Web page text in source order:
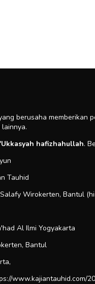
berusaha
hafizhahullah.
Tauhid
Wirokerten, Bantul
Al Ilmi Yogyakarta
Bantul
www.kajiantauhid.com/